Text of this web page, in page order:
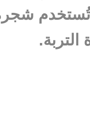
تُستخدم